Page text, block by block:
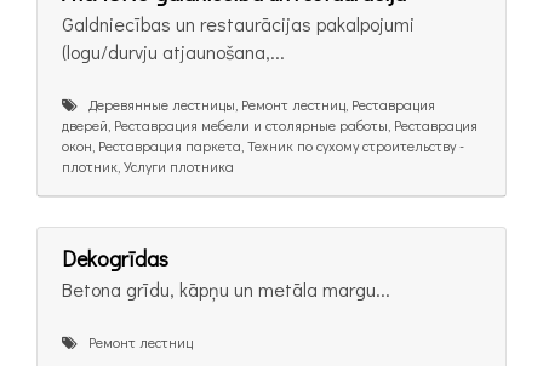
Galdniecības un restaurācijas pakalpojumi
(logu/durvju atjaunošana,...
Деревянные лестницы, Ремонт лестниц, Реставрация
дверей, Реставрация мебели и столярные работы, Реставрация
окон, Реставрация паркета, Техник по сухому строительству -
плотник, Услуги плотника
Dekogrīdas
Betona grīdu, kāpņu un metāla margu...
Ремонт лестниц